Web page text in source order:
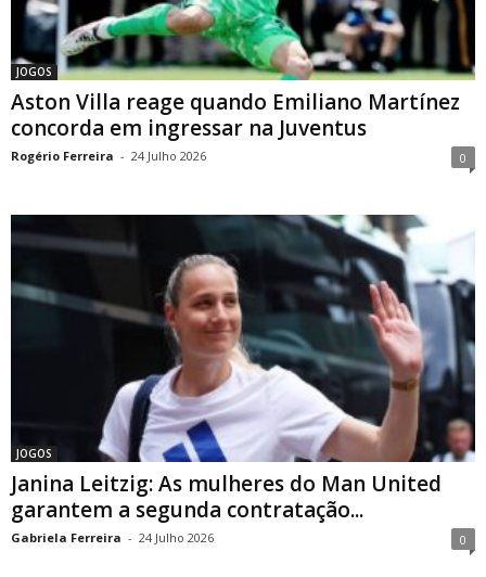
JOGOS
Aston Villa reage quando Emiliano Martínez
concorda em ingressar na Juventus
Rogério Ferreira - 24 Julho 2026 0
JOGOS
Janina Leitzig: As mulheres do Man United
garantem a segunda contratação...
Gabriela Ferreira - 24 Julho 2026 0